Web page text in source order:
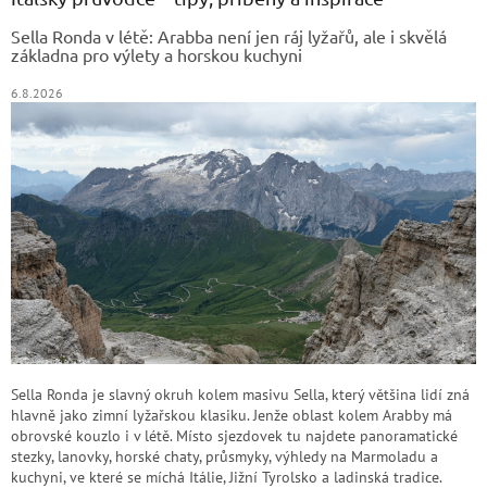
Sella Ronda v létě: Arabba není jen ráj lyžařů, ale i skvělá
základna pro výlety a horskou kuchyni
6.8.2026
Sella Ronda je slavný okruh kolem masivu Sella, který většina lidí zná
hlavně jako zimní lyžařskou klasiku. Jenže oblast kolem Arabby má
obrovské kouzlo i v létě. Místo sjezdovek tu najdete panoramatické
stezky, lanovky, horské chaty, průsmyky, výhledy na Marmoladu a
kuchyni, ve které se míchá Itálie, Jižní Tyrolsko a ladinská tradice.